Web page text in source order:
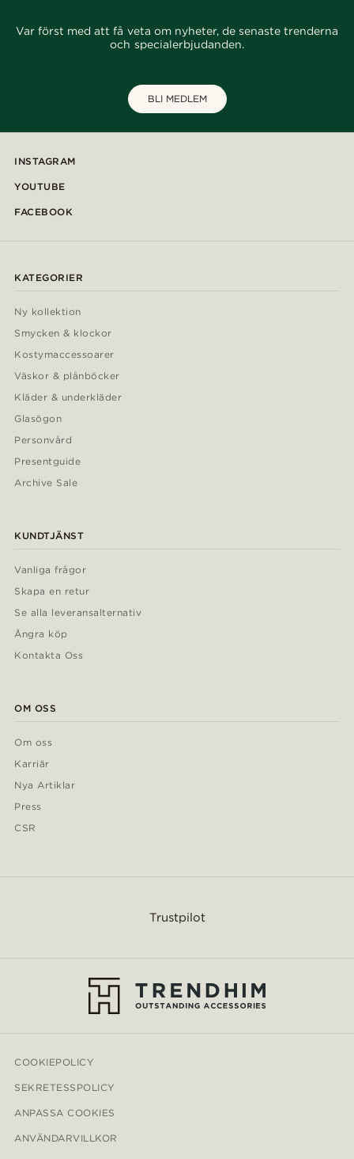
Var först med att få veta om nyheter, de senaste trenderna
och specialerbjudanden.
BLI MEDLEM
INSTAGRAM
YOUTUBE
FACEBOOK
KATEGORIER
Ny kollektion
Smycken & klockor
Kostymaccessoarer
Väskor & plånböcker
Kläder & underkläder
Glasögon
Personvård
Presentguide
Archive Sale
KUNDTJÄNST
Vanliga frågor
Skapa en retur
Se alla leveransalternativ
Ångra köp
Kontakta Oss
OM OSS
Om oss
Karriär
Nya Artiklar
Press
CSR
Trustpilot
COOKIEPOLICY
SEKRETESSPOLICY
ANPASSA COOKIES
ANVÄNDARVILLKOR